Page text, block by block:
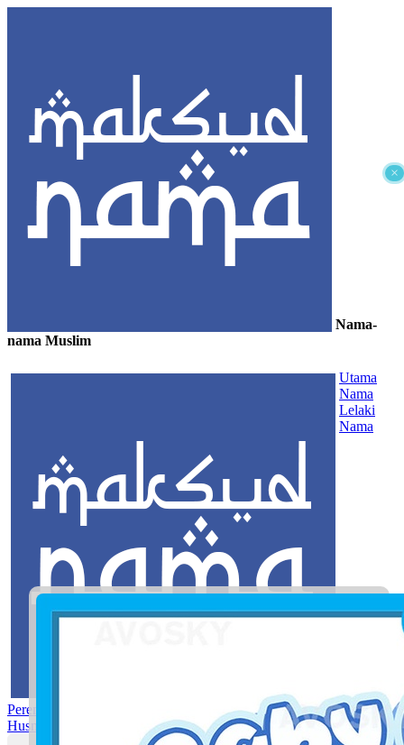
×
Nama-
nama Muslim
Utama
Nama
Lelaki
Nama
Perempuan Nama Gabungan Nama RasulAsma’ul
Husna